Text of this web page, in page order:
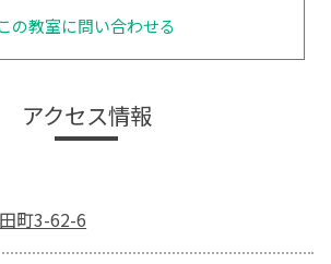
の教室に問い合わせる
アクセス情報
町3-62-6